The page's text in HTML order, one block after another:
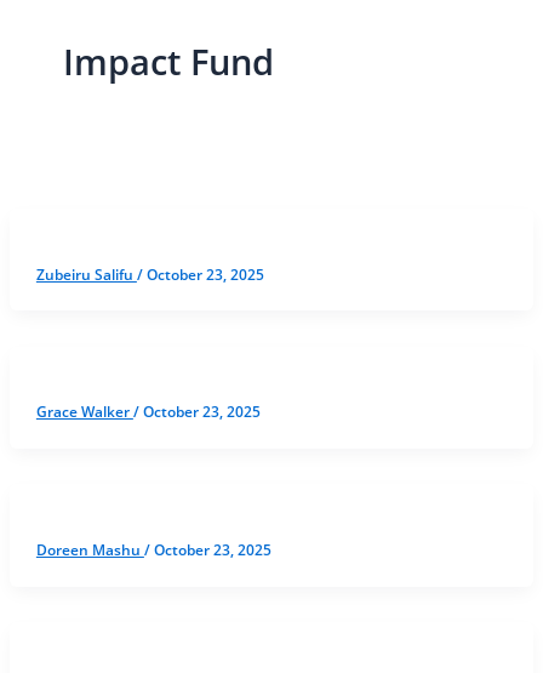
Impact Fund
Zubeiru Salifu /October 23, 2025
Grace Walker/October 23, 2025
Doreen Mashu /October 23, 2025